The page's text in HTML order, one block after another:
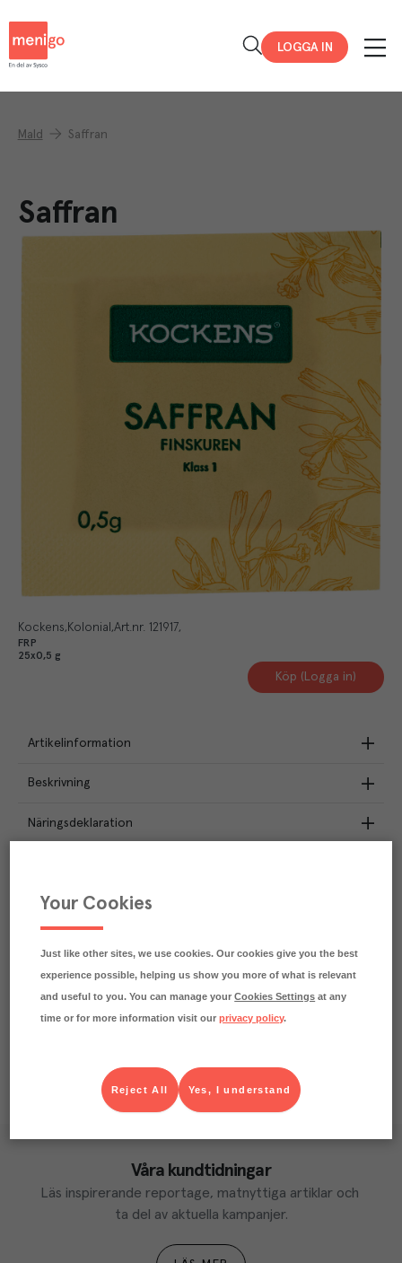
LOGGA IN
Mald Saffran
Saffran
Kockens Kolonial Art.nr. 121917
FRP
25x0,5 g
Köp (Logga in)
Artikelinformation
Beskrivning
Näringsdeklaration
Varje kilo av varan påverkar klimatet motsvarande
utsläppen av 0.8 kg koldioxid.
Våra kundtidningar
Läs inspirerande reportage, matnyttiga artiklar och
ta del av aktuella kampanjer.
Your Cookies
Just like other sites, we use cookies. Our cookies give you the best
experience possible, helping us show you more of what is relevant
and useful to you. You can manage yourCookies Settings at any
time or for more information visit ourprivacy policy.
Yes, I understand
Reject All